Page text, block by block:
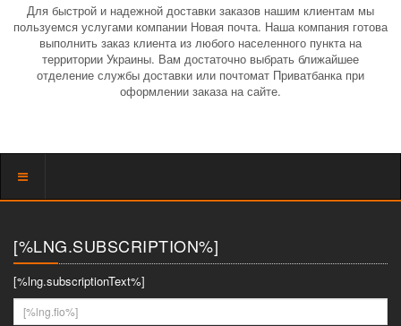
Для быстрой и надежной доставки заказов нашим клиентам мы
пользуемся услугами компании Новая почта. Наша компания готова
выполнить заказ клиента из любого населенного пункта на
территории Украины. Вам достаточно выбрать ближайшее
отделение службы доставки или почтомат Приватбанка при
оформлении заказа на сайте.
Показать
[%LNG.SUBSCRIPTION%]
[%lng.subscriptionText%]
[%lng.fio%]